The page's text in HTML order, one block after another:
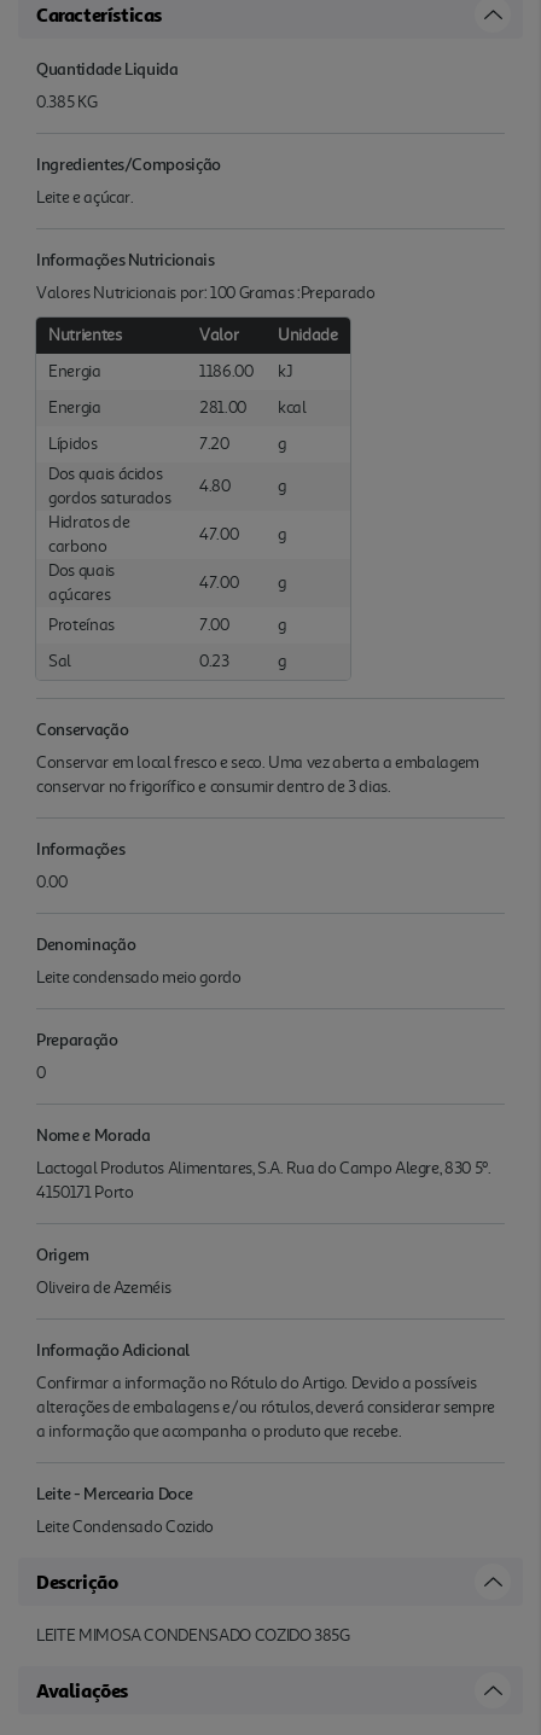
Características
Quantidade Liquida
0.385 KG
Ingredientes/Composição
Leite e açúcar.
Informações Nutricionais
Valores Nutricionais por: 100 Gramas :Preparado
Nutrientes Valor
Unidade
Energia
1186.00
kJ
Energia
281.00
kcal
Lípidos
7.20
g
Dos quais ácidos
gordos saturados
4.80
g
Hidratos de
carbono
47.00
g
Dos quais
açúcares
47.00 g
Proteínas 7.00
g
Sal
0.23 g
Conservação
Conservar em local fresco e seco. Uma vez aberta a embalagem
conservar no frigorífico e consumir dentro de 3 dias.
Informações
0.00
Denominação
Leite condensado meio gordo
Preparação
0
Nome e Morada
Lactogal Produtos Alimentares, S.A. Rua do Campo Alegre, 830 5º.
4150171 Porto
Origem
Oliveira de Azeméis
Informação Adicional
Confirmar a informação no Rótulo do Artigo. Devido a possíveis
alterações de embalagens e/ou rótulos, deverá considerar sempre
a informação que acompanha o produto que recebe.
Leite - Mercearia Doce
Leite Condensado Cozido
Descrição
LEITE MIMOSA CONDENSADO COZIDO 385G
Avaliações